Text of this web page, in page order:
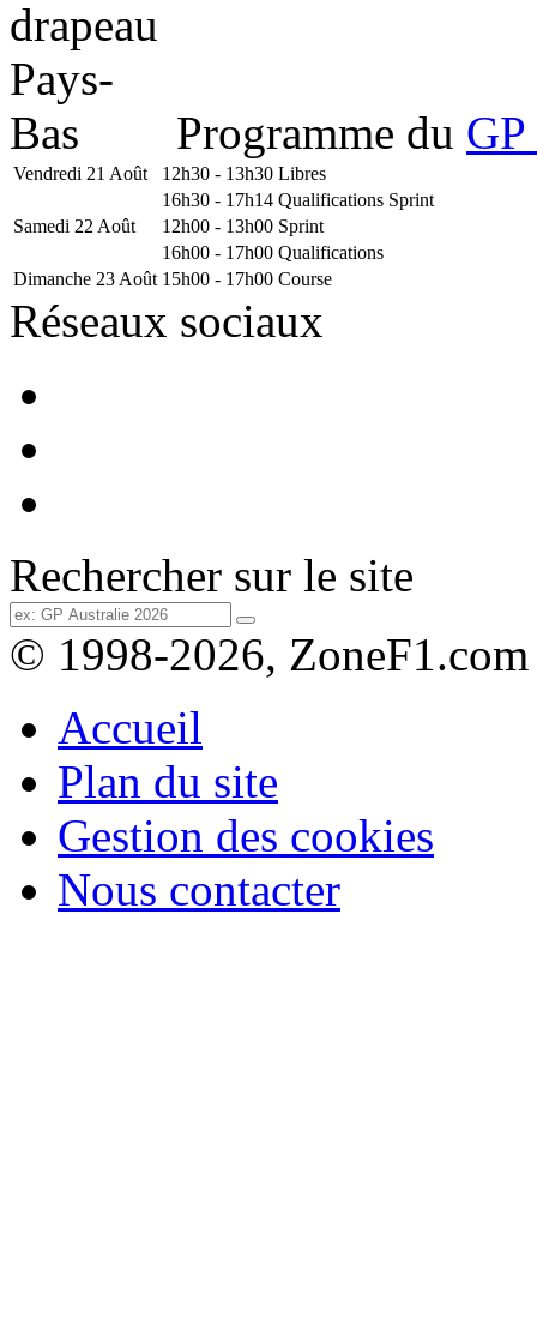
Programme du
Vendredi 21 Août 12h30 - 13h30 Libres
16h30 - 17h14 Qualifications Sprint
Samedi 22 Août
12h00 - 13h00 Sprint
16h00 - 17h00 Qualifications
Dimanche 23 Août 15h00 - 17h00 Course
Réseaux sociaux
Rechercher sur le site
© 1998-2026, ZoneF1.com
Accueil
Plan du site
Gestion des cookies
Nous contacter